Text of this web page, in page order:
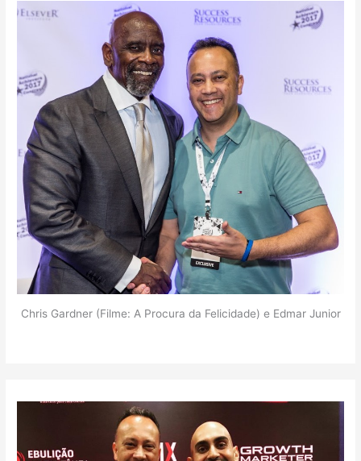
Chris Gardner (Filme: A Procura da Felicidade) e Edmar Junior